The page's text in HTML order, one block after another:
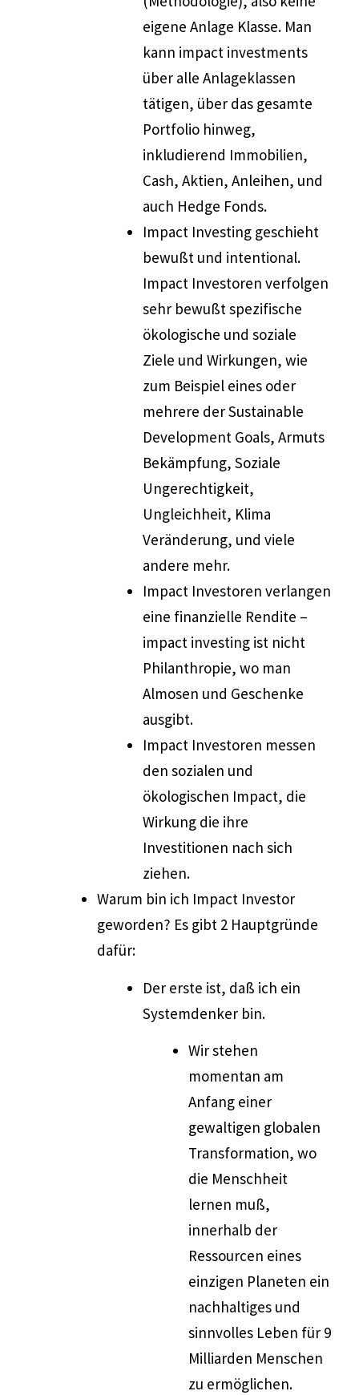
eigene Anlage Klasse. Man
kann impact investments
über alle Anlageklassen
tätigen, über das gesamte
Portfolio hinweg,
inkludierend Immobilien,
Cash, Aktien, Anleihen, und
auch Hedge Fonds.
Impact Investing geschieht
bewußt und intentional.
Impact Investoren verfolgen
sehr bewußt spezifische
ökologische und soziale
Ziele und Wirkungen, wie
zum Beispiel eines oder
mehrere der Sustainable
Development Goals, Armuts
Bekämpfung, Soziale
Ungerechtigkeit,
Ungleichheit, Klima
Veränderung, und viele
andere mehr.
Impact Investoren verlangen
eine finanzielle Rendite –
impact investing ist nicht
Philanthropie, wo man
Almosen und Geschenke
ausgibt.
Impact Investoren messen
den sozialen und
ökologischen Impact, die
Wirkung die ihre
Investitionen nach sich
ziehen.
Warum bin ich Impact Investor
geworden? Es gibt 2 Hauptgründe
dafür:
Der erste ist, daß ich ein
Systemdenker bin.
Wir stehen
momentan am
Anfang einer
gewaltigen globalen
Transformation, wo
die Menschheit
lernen muß,
innerhalb der
Ressourcen eines
einzigen Planeten ein
nachhaltiges und
sinnvolles Leben für 9
Milliarden Menschen
zu ermöglichen.